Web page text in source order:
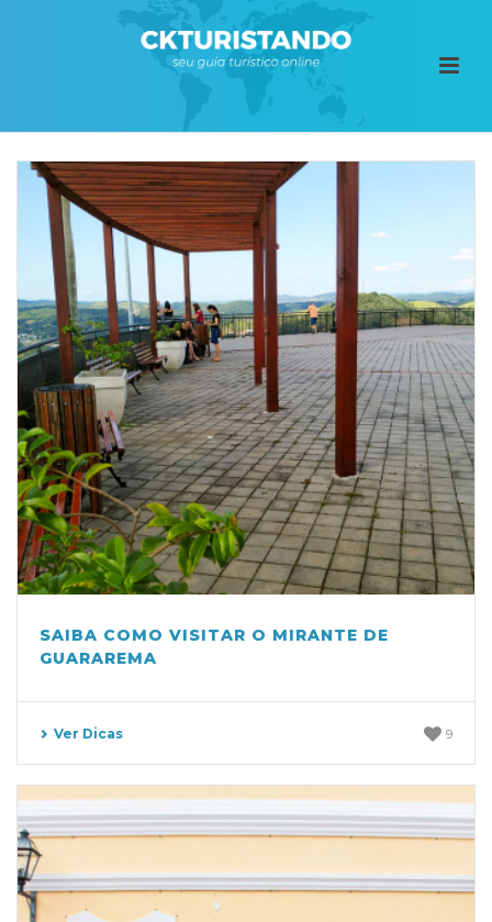
SAIBA COMO VISITAR O MIRANTE DE
GUARAREMA
Ver Dicas 9